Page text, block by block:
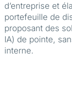
d’entreprise et
portefeuille de
proposant des
IA) de pointe,
interne.